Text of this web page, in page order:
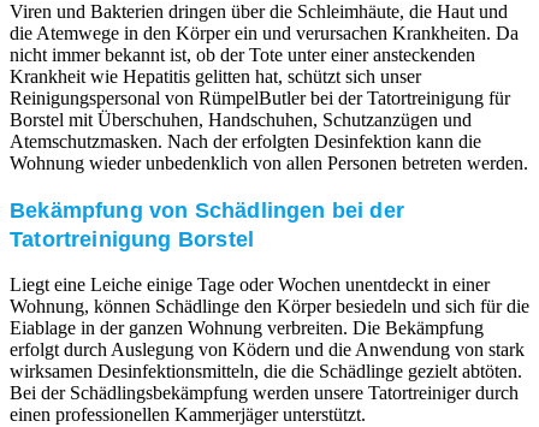
Viren und Bakterien dringen über die Schleimhäute, die Haut und
die Atemwege in den Körper ein und verursachen Krankheiten. Da
nicht immer bekannt ist, ob der Tote unter einer ansteckenden
Krankheit wie Hepatitis gelitten hat, schützt sich unser
Reinigungspersonal von RümpelButler bei der Tatortreinigung für
Borstel mit Überschuhen, Handschuhen, Schutzanzügen und
Atemschutzmasken. Nach der erfolgten Desinfektion kann die
Wohnung wieder unbedenklich von allen Personen betreten werden.
Bekämpfung von Schädlingen bei der
Tatortreinigung Borstel
Liegt eine Leiche einige Tage oder Wochen unentdeckt in einer
Wohnung, können Schädlinge den Körper besiedeln und sich für die
Eiablage in der ganzen Wohnung verbreiten. Die Bekämpfung
erfolgt durch Auslegung von Ködern und die Anwendung von stark
wirksamen Desinfektionsmitteln, die die Schädlinge gezielt abtöten.
Bei der Schädlingsbekämpfung werden unsere Tatortreiniger durch
einen professionellen Kammerjäger unterstützt.